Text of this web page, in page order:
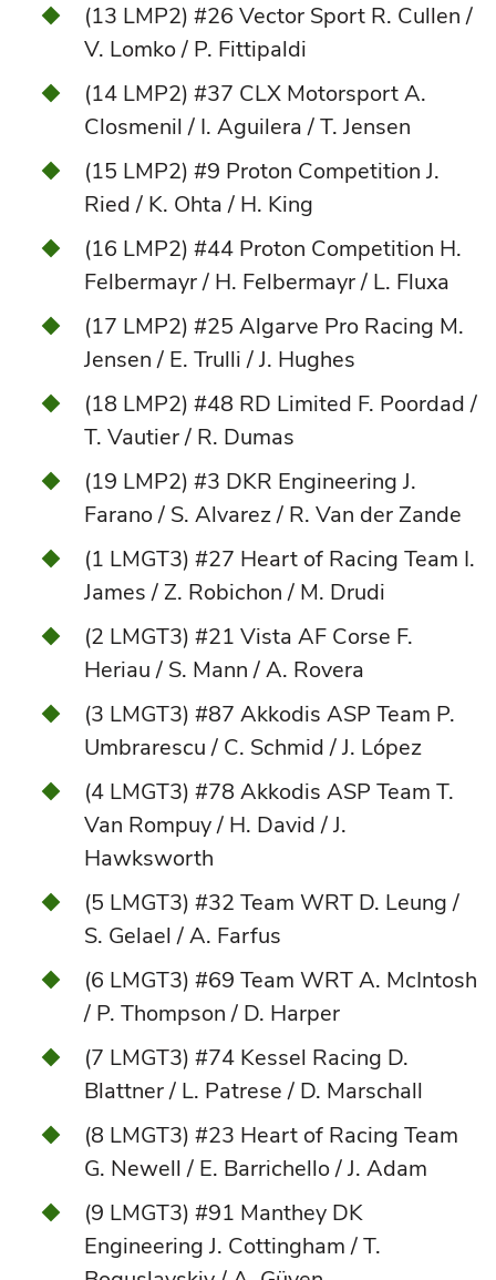
(13 LMP2) #26 Vector Sport R. Cullen /
V. Lomko / P. Fittipaldi
(14 LMP2) #37 CLX Motorsport A.
Closmenil / I. Aguilera / T. Jensen
(15 LMP2) #9 Proton Competition J.
Ried / K. Ohta / H. King
(16 LMP2) #44 Proton Competition H.
Felbermayr / H. Felbermayr / L. Fluxa
(17 LMP2) #25 Algarve Pro Racing M.
Jensen / E. Trulli / J. Hughes
(18 LMP2) #48 RD Limited F. Poordad /
T. Vautier / R. Dumas
(19 LMP2) #3 DKR Engineering J.
Farano / S. Alvarez / R. Van der Zande
(1 LMGT3) #27 Heart of Racing Team I.
James / Z. Robichon / M. Drudi
(2 LMGT3) #21 Vista AF Corse F.
Heriau / S. Mann / A. Rovera
(3 LMGT3) #87 Akkodis ASP Team P.
Umbrarescu / C. Schmid / J. López
(4 LMGT3) #78 Akkodis ASP Team T.
Van Rompuy / H. David / J.
Hawksworth
(5 LMGT3) #32 Team WRT D. Leung /
S. Gelael / A. Farfus
(6 LMGT3) #69 Team WRT A. McIntosh
/ P. Thompson / D. Harper
(7 LMGT3) #74 Kessel Racing D.
Blattner / L. Patrese / D. Marschall
(8 LMGT3) #23 Heart of Racing Team
G. Newell / E. Barrichello / J. Adam
(9 LMGT3) #91 Manthey DK
Engineering J. Cottingham / T.